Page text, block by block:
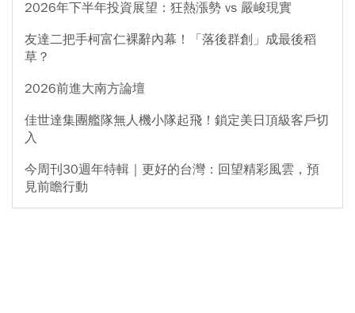
2026年下半年投資展望：狂熱漲勢 vs 嚴峻現實
友達二把手柯富仁裸辭內幕！「落後群創」成最後稻
草？
2026前進大南方論壇
佳世達集團艦隊無人機小隊起飛！鎖定美日頂級客戶切
入
今周刊30週年特輯｜更好的台灣：回望精彩風雲，預
見前瞻行動